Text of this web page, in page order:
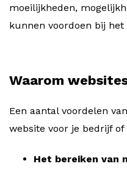
moeilijkheden,
kunnen voordoen bij het
Waarom
Een aantal voordelen
website voor je bedrijf of
Het bereiken van